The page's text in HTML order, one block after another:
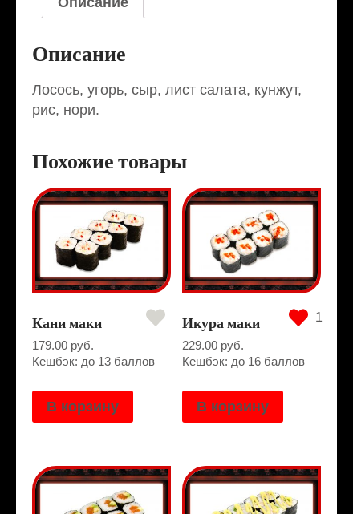
Описание
Лосось, угорь, сыр, лист салата, кунжут,
рис, нори.
Похожие товары
Кани маки
179.00 руб.
Кешбэк: до 13 баллов
В корзину
1
Икура маки
229.00 руб.
Кешбэк: до 16 баллов
В корзину